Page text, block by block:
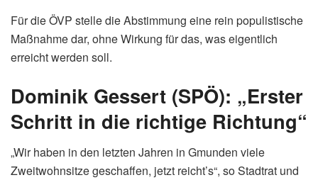
Für die ÖVP stelle die Abstimmung eine rein populistische
Maßnahme dar, ohne Wirkung für das, was eigentlich
erreicht werden soll.
Dominik Gessert (SPÖ): „Erster
Schritt in die richtige Richtung“
„Wir haben in den letzten Jahren in Gmunden viele
Zweitwohnsitze geschaffen, jetzt reicht’s“, so Stadtrat und